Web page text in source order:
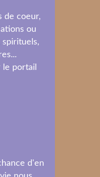
de coeur,
ou
spirituels,
le portail
d'en